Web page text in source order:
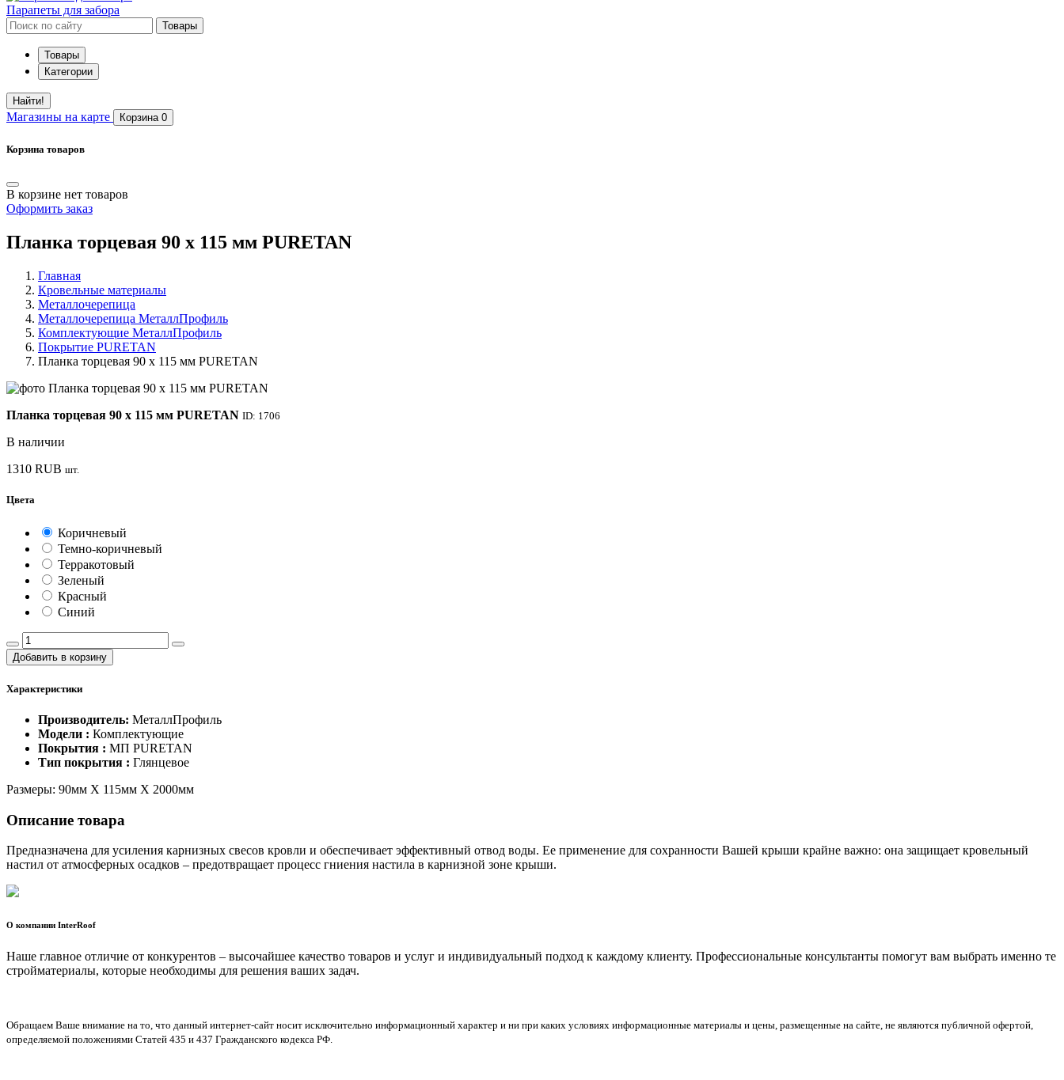
Парапеты для забора
Товары
Товары
Категории
Найти!
Магазины на карте Корзина 0
Корзина товаров
В корзине нет товаров
Оформить заказ
Планка торцевая 90 х 115 мм PURETAN
Главная
Кровельные материалы
Металлочерепица
Металлочерепица МеталлПрофиль
Комплектующие МеталлПрофиль
Покрытие PURETAN
Планка торцевая 90 х 115 мм PURETAN
Планка торцевая 90 х 115 мм PURETAN ID: 1706
В наличии
1310 RUB шт.
Цвета
Коричневый
Темно-коричневый
Терракотовый
Зеленый
Красный
Синий
Добавить в корзину
Характеристики
Производитель: МеталлПрофиль
Модели : Комплектующие
Покрытия : МП PURETAN
Тип покрытия : Глянцевое
Размеры: 90мм X 115мм X 2000мм
Описание товара
Предназначена для усиления карнизных свесов кровли и обеспечивает эффективный отвод воды. Ее применение для сохранности Вашей крыши крайне важно: она защищает кровельный
настил от атмосферных осадков – предотвращает процесс гниения настила в карнизной зоне крыши.
О компании InterRoof
Наше главное отличие от конкурентов – высочайшее качество товаров и услуг и индивидуальный подход к каждому клиенту. Профессиональные консультанты помогут вам выбрать именно те
стройматериалы, которые необходимы для решения ваших задач.
Обращаем Ваше внимание на то, что данный интернет-сайт носит исключительно информационный характер и ни при каких условиях информационные материалы и цены, размещенные на сайте, не являются публичной офертой,
определяемой положениями Статей 435 и 437 Гражданского кодекса РФ.